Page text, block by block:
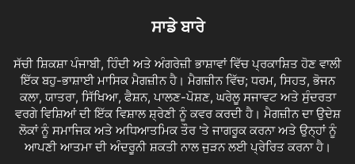
ਸਾਡੇ ਬਾਰੇ
ਸੱਚੀ ਸ਼ਿਕਸ਼ਾ ਪੰਜਾਬੀ, ਹਿੰਦੀ ਅਤੇ ਅੰਗਰੇਜ਼ੀ ਭਾਸ਼ਾਵਾਂ ਵਿੱਚ ਪ੍ਰਕਾਸ਼ਿਤ ਹੋਣ ਵਾਲੀ
ਇੱਕ ਬਹੁ-ਭਾਸ਼ਾਈ ਮਾਸਿਕ ਮੈਗਜ਼ੀਨ ਹੈ। ਮੈਗਜ਼ੀਨ ਵਿੱਚ; ਧਰਮ, ਸਿਹਤ, ਭੋਜਨ
ਕਲਾ, ਯਾਤਰਾ, ਸਿੱਖਿਆ, ਫੈਸ਼ਨ, ਪਾਲਣ-ਪੋਸ਼ਣ, ਘਰੇਲੂ ਸਜਾਵਟ ਅਤੇ ਸੁੰਦਰਤਾ
ਵਰਗੇ ਵਿਸ਼ਿਆਂ ਦੀ ਇੱਕ ਵਿਸ਼ਾਲ ਸ਼੍ਰੇਣੀ ਨੂੰ ਕਵਰ ਕਰਦੀ ਹੈ। ਮੈਗਜ਼ੀਨ ਦਾ ਉਦੇਸ਼
ਲੋਕਾਂ ਨੂੰ ਸਮਾਜਿਕ ਅਤੇ ਅਧਿਆਤਮਿਕ ਤੌਰ 'ਤੇ ਜਾਗਰੂਕ ਕਰਨਾ ਅਤੇ ਉਨ੍ਹਾਂ ਨੂੰ
ਆਪਣੀ ਆਤਮਾ ਦੀ ਅੰਦਰੂਨੀ ਸ਼ਕਤੀ ਨਾਲ ਜੁੜਨ ਲਈ ਪ੍ਰੇਰਿਤ ਕਰਨਾ ਹੈ।